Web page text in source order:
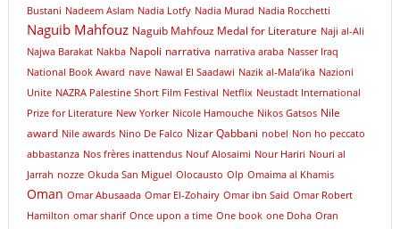
Bustani Nadeem Aslam Nadia Lotfy Nadia Murad Nadia Rocchetti
Naguib Mahfouz Naguib Mahfouz Medal for Literature Naji al-Ali
Najwa Barakat Nakba Napoli narrativa narrativa araba Nasser Iraq
National Book Award nave Nawal El Saadawi Nazik al-Mala’ika Nazioni
Unite NAZRA Palestine Short Film Festival Netflix Neustadt International
Prize for Literature New Yorker Nicole Hamouche Nikos Gatsos Nile
award Nile awards Nino De Falco Nizar Qabbani nobel Non ho peccato
abbastanza Nos frères inattendus Nouf Alosaimi Nour Hariri Nouri al
Jarrah nozze Okuda San Miguel Olocausto Olp Omaima al Khamis
Oman Omar Abusaada Omar El-Zohairy Omar ibn Said Omar Robert
Hamilton omar sharif Once upon a time One book one Doha Oran